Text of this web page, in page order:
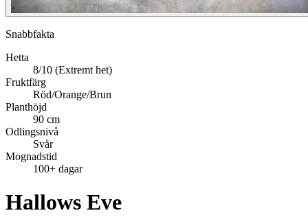
Snabbfakta
Hetta
8/10 (Extremt het)
Fruktfärg
Röd/Orange/Brun
Planthöjd
90 cm
Odlingsnivå
Svår
Mognadstid
100+ dagar
Hallows Eve